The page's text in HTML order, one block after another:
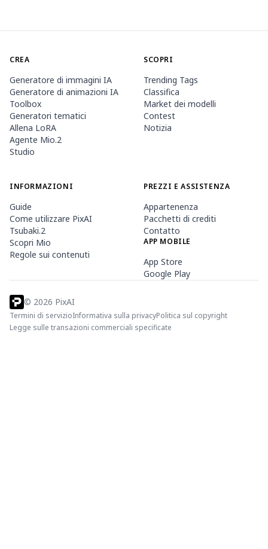
CREA
Generatore di immagini IA
Generatore di animazioni IA
Toolbox
Generatori tematici
Allena LoRA
Agente Mio.2
Studio
SCOPRI
Trending Tags
Classifica
Market dei modelli
Contest
Notizia
INFORMAZIONI
Guide
Come utilizzare PixAI
Tsubaki.2
Scopri Mio
Regole sui contenuti
PREZZI E ASSISTENZA
Appartenenza
Pacchetti di crediti
Contatto
APP MOBILE
App Store
Google Play
© 2026 PixAI
Termini di servizioInformativa sulla privacyPolitica sul copyright
Legge sulle transazioni commerciali specificate